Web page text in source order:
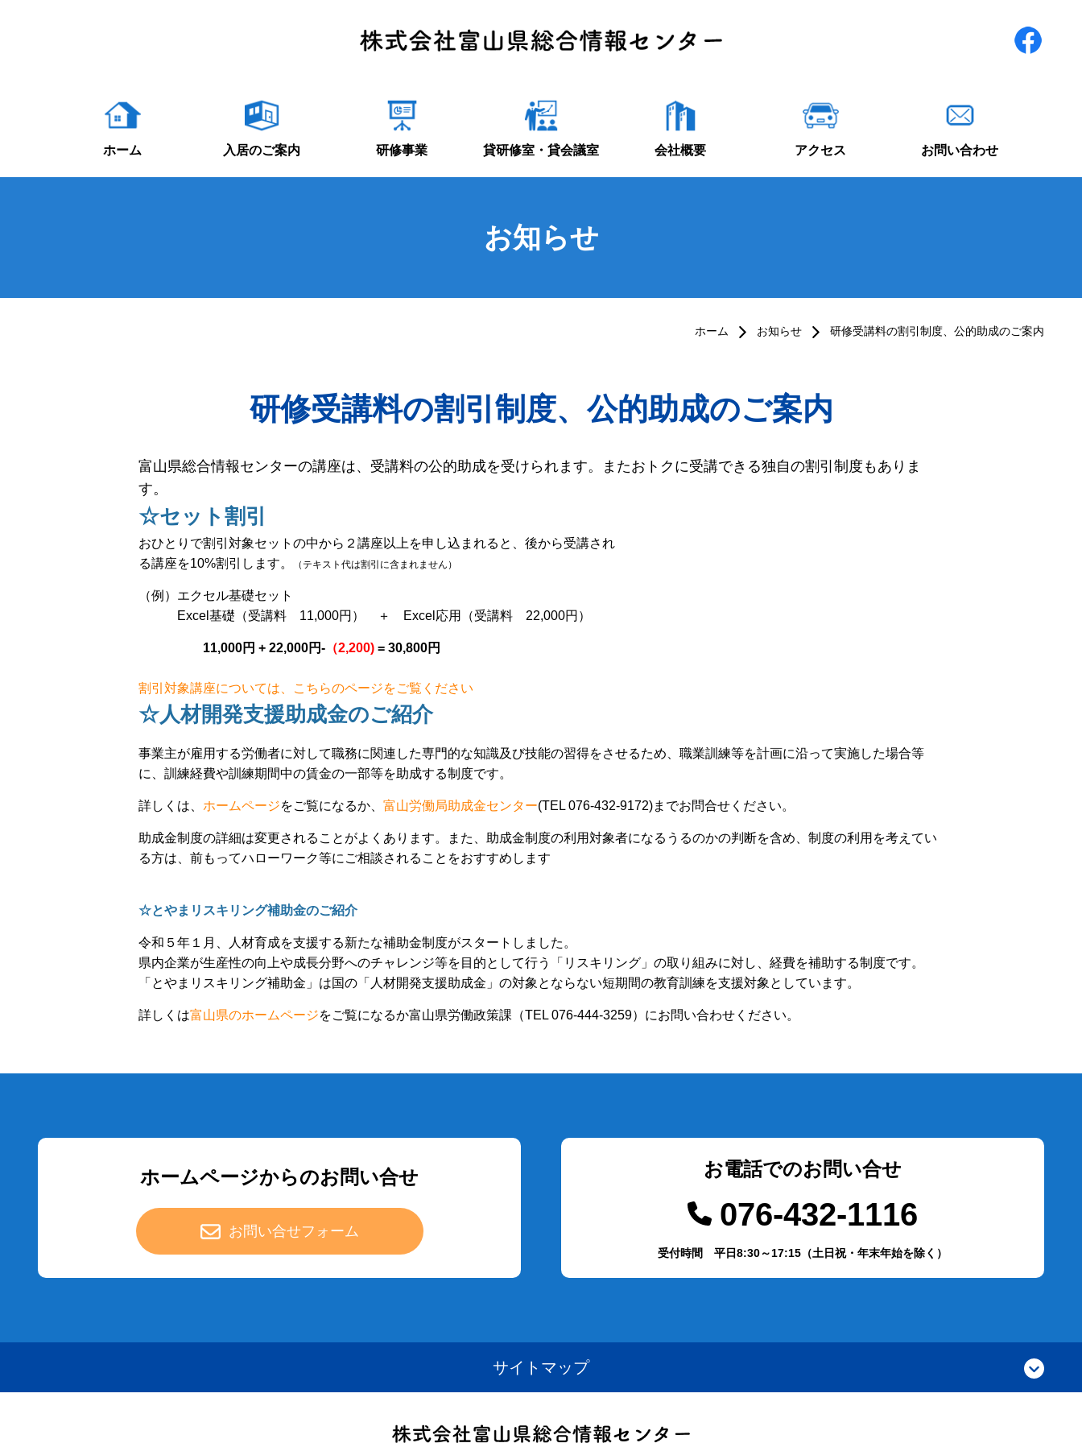
ホーム 入居のご案内 研修事業 貸研修室・貸会議室 会社概要 アクセス お問い合わせ
お知らせ
ホーム お知らせ 研修受講料の割引制度、公的助成のご案内
研修受講料の割引制度、公的助成のご案内
富山県総合情報センターの講座は、受講料の公的助成を受けられます。またおトクに受講できる独自の割引制度もありま
す。
☆セット割引
おひとりで割引対象セットの中から２講座以上を申し込まれると、後から受講され
る講座を10%割引します。
（テキスト代は割引に含まれません）
（例）エクセル基礎セット
Excel基礎（受講料 11,000円） ＋ Excel応用（受講料 22,000円）
11,000円 + 22,000円- （2,200) = 30,800円
割引対象講座については、こちらのページをご覧ください
☆人材開発支援助成金のご紹介
事業主が雇用する労働者に対して職務に関連した専門的な知識及び技能の習得をさせるため、職業訓練等を計画に沿って実施した場合等
に、訓練経費や訓練期間中の賃金の一部等を助成する制度です。
詳しくは、 ホームページをご覧になるか、 富山労働局助成金センター(TEL 076-432-9172)までお問合せください。
助成金制度の詳細は変更されることがよくあります。また、助成金制度の利用対象者になるうるのかの判断を含め、制度の利用を考えてい
る方は、前もってハローワーク等にご相談されることをおすすめします
☆とやまリスキリング補助金のご紹介
令和５年１月、人材育成を支援する新たな補助金制度がスタートしました。
県内企業が生産性の向上や成長分野へのチャレンジ等を目的として行う「リスキリング」の取り組みに対し、経費を補助する制度です。
「とやまリスキリング補助金」は国の「人材開発支援助成金」の対象とならない短期間の教育訓練を支援対象としています。
詳しくは富山県のホームページをご覧になるか富山県労働政策課（TEL 076-444-3259）にお問い合わせください。
ホームページからのお問い合せ
お問い合せフォーム
お電話でのお問い合せ
076-432-1116
受付時間 平日8:30～17:15（土日祝・年末年始を除く）
サイトマップ